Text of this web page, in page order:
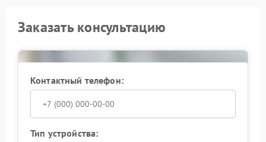
Заказать консультацию
Контактный телефон:
Тип устройства: